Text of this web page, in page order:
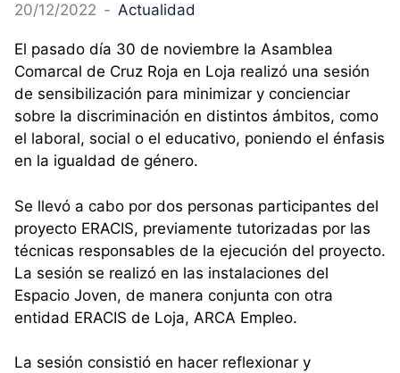
20/12/2022 - Actualidad
El pasado día 30 de noviembre la Asamblea
Comarcal de Cruz Roja en Loja realizó una sesión
de sensibilización para minimizar y concienciar
sobre la discriminación en distintos ámbitos, como
el laboral, social o el educativo, poniendo el énfasis
en la igualdad de género.
Se llevó a cabo por dos personas participantes del
proyecto ERACIS, previamente tutorizadas por las
técnicas responsables de la ejecución del proyecto.
La sesión se realizó en las instalaciones del
Espacio Joven, de manera conjunta con otra
entidad ERACIS de Loja, ARCA Empleo.
La sesión consistió en hacer reflexionar y